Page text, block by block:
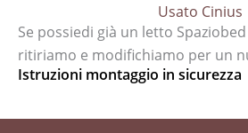
Usato Cinius
Se possiedi già un letto
ritiriamo e modifichiamo per un
Istruzioni montaggio in sicurezza